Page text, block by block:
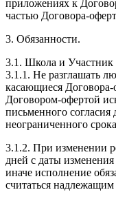
приложениях к
частью Договора-
3. Обязанности.
3.1. Школа и Участник
3.1.1. Не разглашать
касающиеся
Договором-офертой
письменного
неограниченного
3.1.2. При изменении
дней с даты
иначе исполнение
считаться